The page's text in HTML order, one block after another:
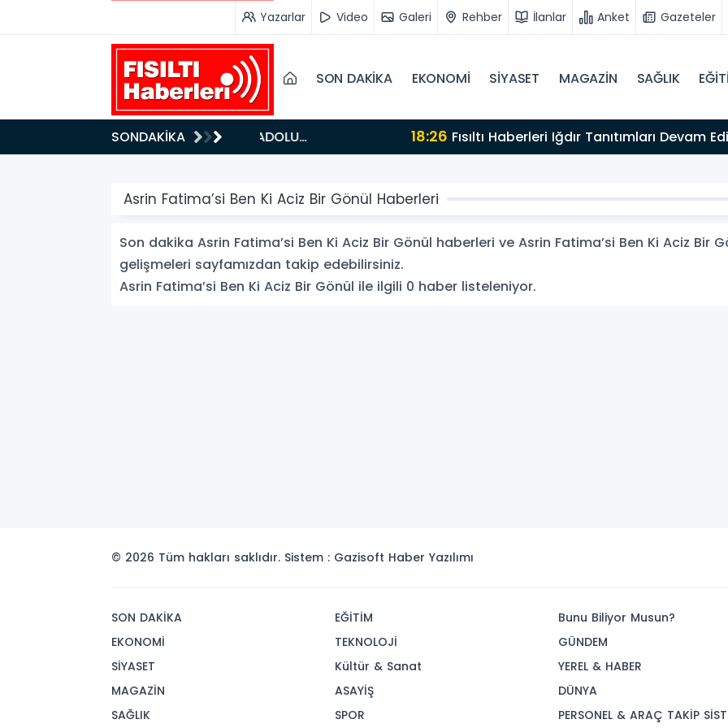
Yazarlar Video Galeri Rehber İlanlar Anket Gazeteler
SON DAKİKA EKONOMİ SİYASET MAGAZİN SAĞLIK
SONDAKİKA 18:26
Keşfedilmeyi Bekliyor
Asrin Fatima’si Ben Ki Aciz Bir Gönül Haberleri
Son dakika Asrin Fatima’si Ben Ki Aciz Bir Gönül haberleri ve Asrin Fatima’si Ben Ki Aciz Bir
gelişmeleri sayfamızdan takip edebilirsiniz.
Asrin Fatima’si Ben Ki Aciz Bir Gönül ile ilgili 0 haber listeleniyor.
© 2026 Tüm hakları saklıdır. Sistem : Gazisoft Haber Yazılımı
SON DAKİKA
EKONOMİ
SİYASET
MAGAZİN
SAĞLIK
EĞİTİM
TEKNOLOJİ
Kültür & Sanat
ASAYİŞ
SPOR
Bunu Biliyor Musun?
GÜNDEM
YEREL & HABER
DÜNYA
PERSONEL & ARAÇ TAKİP